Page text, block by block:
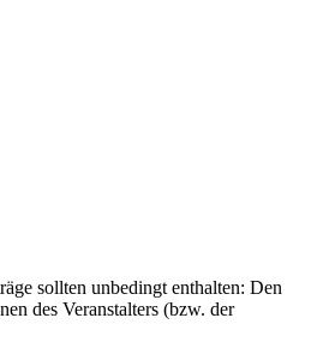
sollten unbedingt enthalten: Den
des Veranstalters (bzw. der